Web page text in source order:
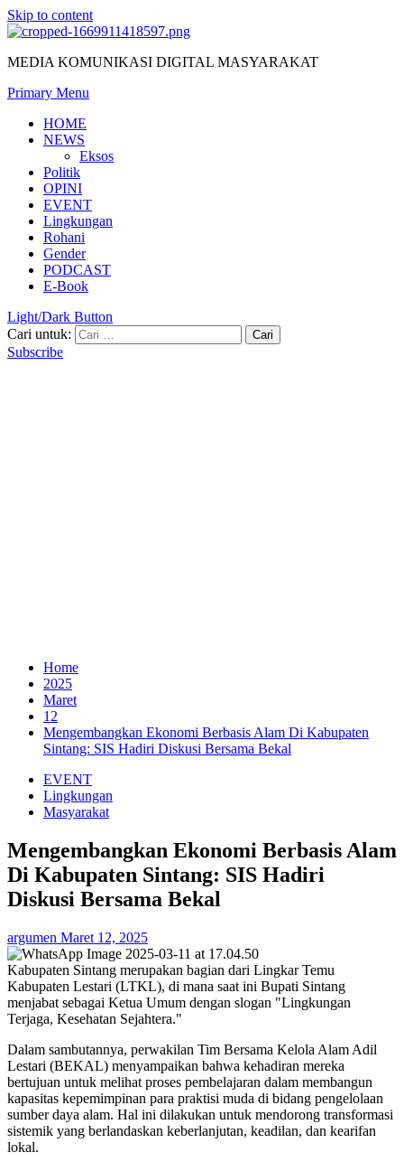
Skip to content
MEDIA KOMUNIKASI DIGITAL MASYARAKAT
Primary Menu
HOME
NEWS
Eksos
Politik
OPINI
EVENT
Lingkungan
Rohani
Gender
PODCAST
E-Book
Light/Dark Button
Cari untuk:
Subscribe
Home
2025
Maret
12
Mengembangkan Ekonomi Berbasis Alam Di Kabupaten
Sintang: SIS Hadiri Diskusi Bersama Bekal
EVENT
Lingkungan
Masyarakat
Mengembangkan Ekonomi Berbasis Alam
Di Kabupaten Sintang: SIS Hadiri
Diskusi Bersama Bekal
argumen Maret 12, 2025
Kabupaten Sintang merupakan bagian dari Lingkar Temu
Kabupaten Lestari (LTKL), di mana saat ini Bupati Sintang
menjabat sebagai Ketua Umum dengan slogan "Lingkungan
Terjaga, Kesehatan Sejahtera."
Dalam sambutannya, perwakilan Tim Bersama Kelola Alam Adil
Lestari (BEKAL) menyampaikan bahwa kehadiran mereka
bertujuan untuk melihat proses pembelajaran dalam membangun
kapasitas kepemimpinan para praktisi muda di bidang pengelolaan
sumber daya alam. Hal ini dilakukan untuk mendorong transformasi
sistemik yang berlandaskan keberlanjutan, keadilan, dan kearifan
lokal.